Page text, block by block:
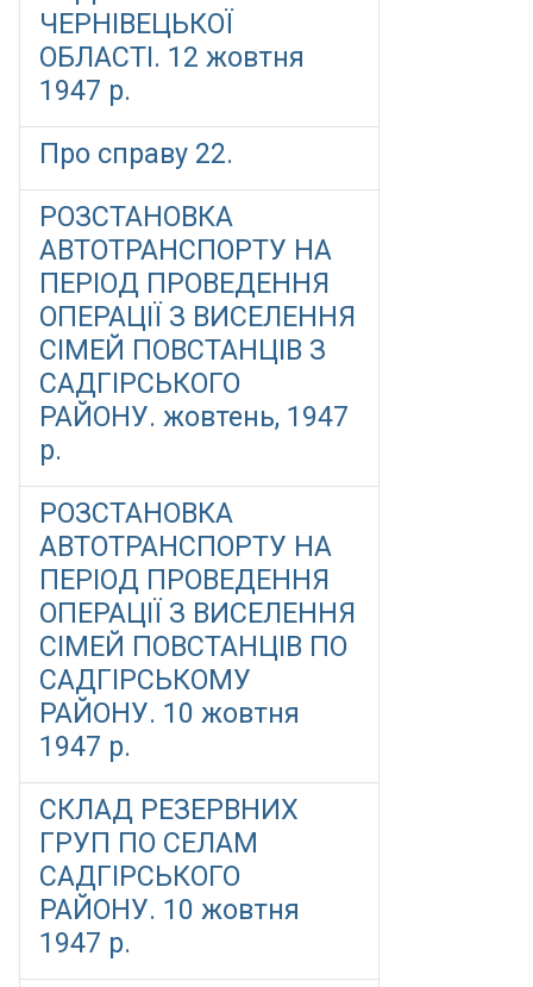
ЧЕРНІВЕЦЬКОЇ
ОБЛАСТІ. 12 жовтня
1947 р.
Про справу 22.
РОЗСТАНОВКА
АВТОТРАНСПОРТУ НА
ПЕРІОД ПРОВЕДЕННЯ
ОПЕРАЦІЇ З ВИСЕЛЕННЯ
СІМЕЙ ПОВСТАНЦІВ З
САДГІРСЬКОГО
РАЙОНУ. жовтень, 1947
р.
РОЗСТАНОВКА
АВТОТРАНСПОРТУ НА
ПЕРІОД ПРОВЕДЕННЯ
ОПЕРАЦІЇ З ВИСЕЛЕННЯ
СІМЕЙ ПОВСТАНЦІВ ПО
САДГІРСЬКОМУ
РАЙОНУ. 10 жовтня
1947 р.
СКЛАД РЕЗЕРВНИХ
ГРУП ПО СЕЛАМ
САДГІРСЬКОГО
РАЙОНУ. 10 жовтня
1947 р.